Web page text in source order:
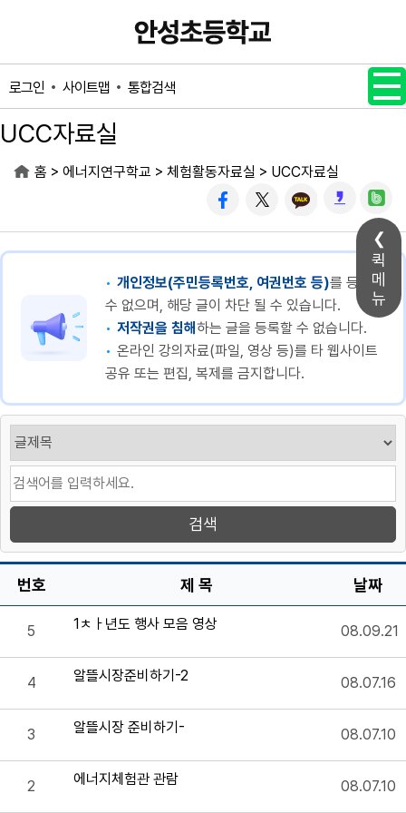
퀵
메
뉴
로그인 사이트맵 통합검색
UCC자료실
홈 > 에너지연구학교 > 체험활동자료실 > UCC자료실
개인정보(주민등록번호, 여권번호 등)를 등록할
수 없으며, 해당 글이 차단 될 수 있습니다.
저작권을 침해하는 글을 등록할 수 없습니다.
온라인 강의자료(파일, 영상 등)를 타 웹사이트
공유 또는 편집, 복제를 금지합니다.
번호 제 목 날짜
5 1ㅊㅏ년도 행사 모음 영상 08.09.21
4 알뜰시장준비하기-2 08.07.16
3 알뜰시장 준비하기- 08.07.10
2 에너지체험관 관람 08.07.10